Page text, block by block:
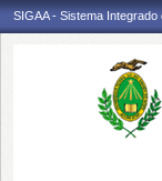
SIGAA - Sistema